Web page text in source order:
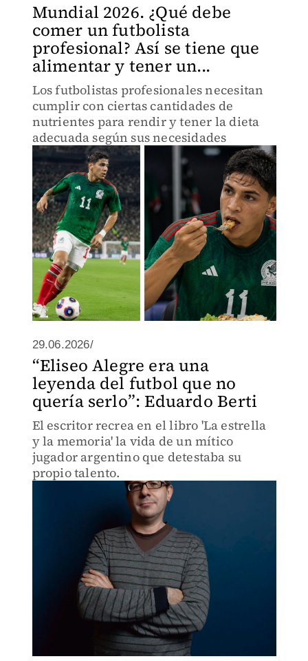
Mundial 2026. ¿Qué debe
comer un futbolista
profesional? Así se tiene que
alimentar y tener un...
Los futbolistas profesionales necesitan
cumplir con ciertas cantidades de
nutrientes para rendir y tener la dieta
adecuada según sus necesidades
29.06.2026/
“Eliseo Alegre era una
leyenda del futbol que no
quería serlo”: Eduardo Berti
El escritor recrea en el libro 'La estrella
y la memoria' la vida de un mítico
jugador argentino que detestaba su
propio talento.